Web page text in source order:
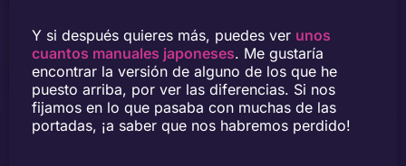
Y si después quieres más, puedes ver unos
cuantos manuales japoneses. Me gustaría
encontrar la versión de alguno de los que he
puesto arriba, por ver las diferencias. Si nos
fijamos en lo que pasaba con muchas de las
portadas, ¡a saber que nos habremos perdido!